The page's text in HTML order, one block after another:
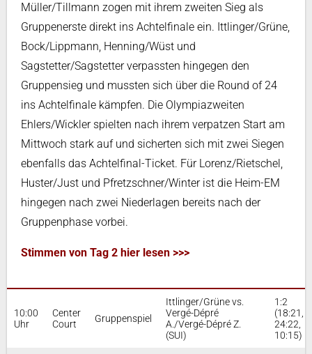
Müller/Tillmann zogen mit ihrem zweiten Sieg als
Gruppenerste direkt ins Achtelfinale ein. Ittlinger/Grüne,
Bock/Lippmann, Henning/Wüst und
Sagstetter/Sagstetter verpassten hingegen den
Gruppensieg und mussten sich über die Round of 24
ins Achtelfinale kämpfen. Die Olympiazweiten
Ehlers/Wickler spielten nach ihrem verpatzen Start am
Mittwoch stark auf und sicherten sich mit zwei Siegen
ebenfalls das Achtelfinal-Ticket. Für Lorenz/Rietschel,
Huster/Just und Pfretzschner/Winter ist die Heim-EM
hingegen nach zwei Niederlagen bereits nach der
Gruppenphase vorbei.
Stimmen von Tag 2 hier lesen >>>
10:00
Uhr
Center
Court
Gruppenspiel
Ittlinger/Grüne vs.
Vergé-Dépré
A./Vergé-Dépré Z.
(SUI)
1:2
(18:21,
24:22,
10:15)